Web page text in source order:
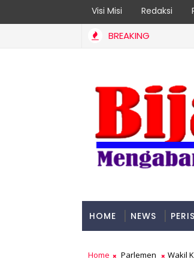
Visi Misi Redaksi
BREAKING
HOME NEWS
Home Parlemen Wakil